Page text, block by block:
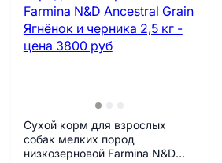
Сухой корм для взрослых
собак мелких пород
низкозерновой Farmina N&D